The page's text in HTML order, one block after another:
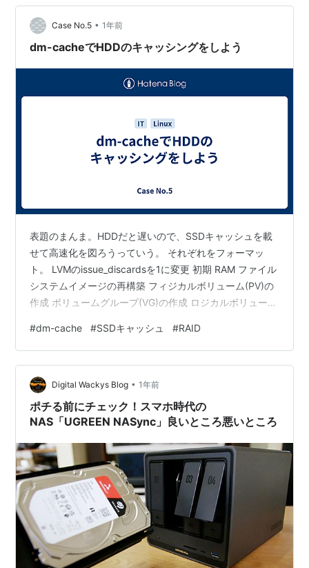
Case No.5 • 1年前
dm-cacheでHDDのキャッシングをしよう
表題のまんま。HDDだと遅いので、SSDキャッシュを載
せて高速化を図ろうっていう。 それぞれをフォーマッ
ト。 LVMのissue_discardsを1に変更 初期 RAM ファイル
システムイメージの再構築 フィジカルボリューム(PV)の
作成 ボリュームグループ(VG)の作成 ロジカルボリューム
ールを紐付ける オチ
#dm-cache #SSDキャッシュ #RAID
Digital Wackys Blog • 1年前
ポチる前にチェック！スマホ時代の
NAS「UGREEN NASync」良いところ悪いところ